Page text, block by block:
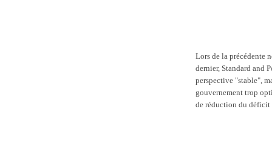
Lors de la précédente
dernier, Standard and
perspective "stable",
gouvernement trop
de réduction du